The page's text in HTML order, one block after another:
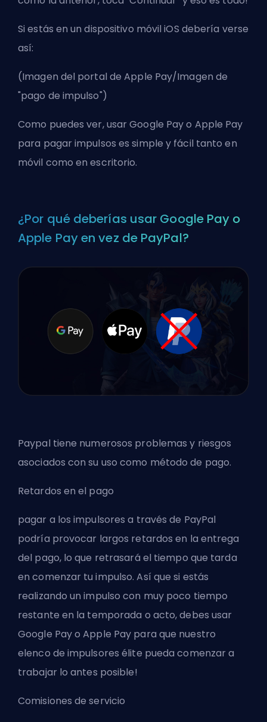
Si estás en un dispositivo móvil iOS debería verse
así:
(Imagen del portal de Apple Pay/Imagen de
"pago de impulso")
Como puedes ver, usar Google Pay o Apple Pay
para pagar impulsos es simple y fácil tanto en
móvil como en escritorio.
¿Por qué deberías usar Google Pay o
Apple Pay en vez de PayPal?
Paypal tiene numerosos problemas y riesgos
asociados con su uso como método de pago.
Retardos en el pago
pagar a los impulsores a través de PayPal
podría provocar largos retardos en la entrega
del pago, lo que retrasará el tiempo que tarda
en comenzar tu impulso. Así que si estás
realizando un impulso con muy poco tiempo
restante en la temporada o acto, debes usar
Google Pay o Apple Pay para que nuestro
elenco de impulsores élite pueda comenzar a
trabajar lo antes posible!
Comisiones de servicio